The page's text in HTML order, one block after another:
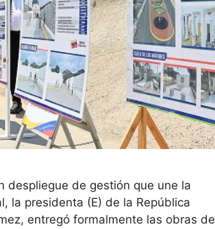
despliegue de gestión que une la
la presidenta (E) de la República
entregó formalmente las obras de